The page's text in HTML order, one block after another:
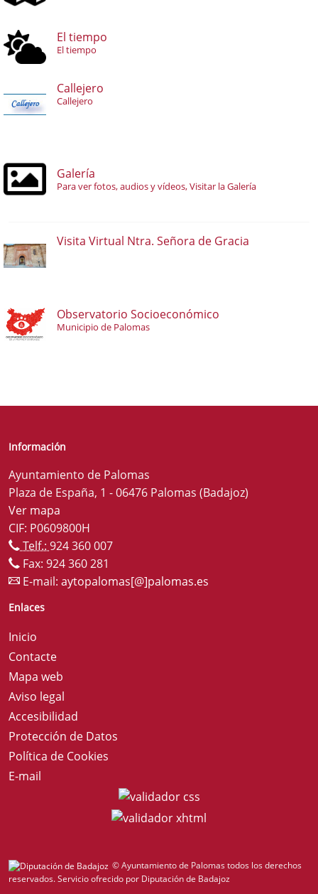
El tiempo
El tiempo
Callejero
Callejero
Galería
Para ver fotos, audios y vídeos, Visitar la Galería
Visita Virtual Ntra. Señora de Gracia
Observatorio Socioeconómico
Municipio de Palomas
Información
Ayuntamiento de Palomas
Plaza de España, 1 - 06476 Palomas (Badajoz)
Ver mapa
CIF: P0609800H
Telf.: 924 360 007
Fax: 924 360 281
E-mail: aytopalomas[@]palomas.es
Enlaces
Inicio
Contacte
Mapa web
Aviso legal
Accesibilidad
Protección de Datos
Política de Cookies
E-mail
© Ayuntamiento de Palomas todos los derechos
reservados.Servicio ofrecido por Diputación de Badajoz